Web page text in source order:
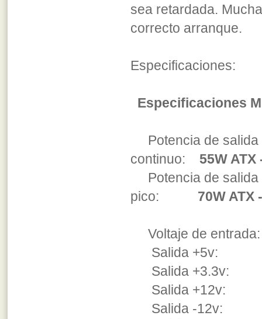
sea retardada.
correcto arranque.
Especificaciones:
Especificaciones
Potencia de salida
continuo: 55W ATX
Potencia de salida
pico: 70W ATX
Voltaje de
Salida +5v: 5A
Salida +3.3v:
Salida +12v:
Salida -12v: